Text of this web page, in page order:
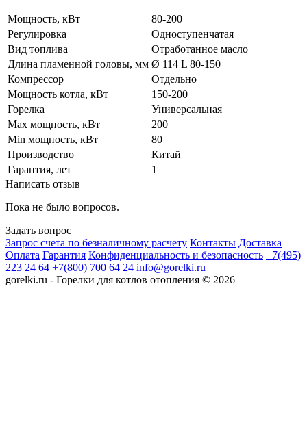
Мощность, кВт
80-200
Регулировка
Одноступенчатая
Вид топлива
Отработанное масло
Длина пламенной головы, мм Ø 114 L 80-150
Компрессор
Отдельно
Мощность котла, кВт
150-200
Горелка
Универсальная
Max мощность, кВт
200
Min мощность, кВт
80
Производство
Китай
Гарантия, лет
1
Написать отзыв
Пока не было вопросов.
Задать вопрос
Запрос счета по безналичному расчету Контакты Доставка
Оплата Гарантия Конфиденциальность и безопасность +7(495)
223 24 64 +7(800) 700 64 24 info@gorelki.ru
gorelki.ru - Горелки для котлов отопления © 2026